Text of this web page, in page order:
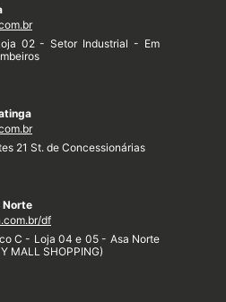
02 - Setor Industrial - Em
21 St. de Concessionárias
Norte
df
C - Loja 04 e 05 - Asa Norte
MALL SHOPPING)